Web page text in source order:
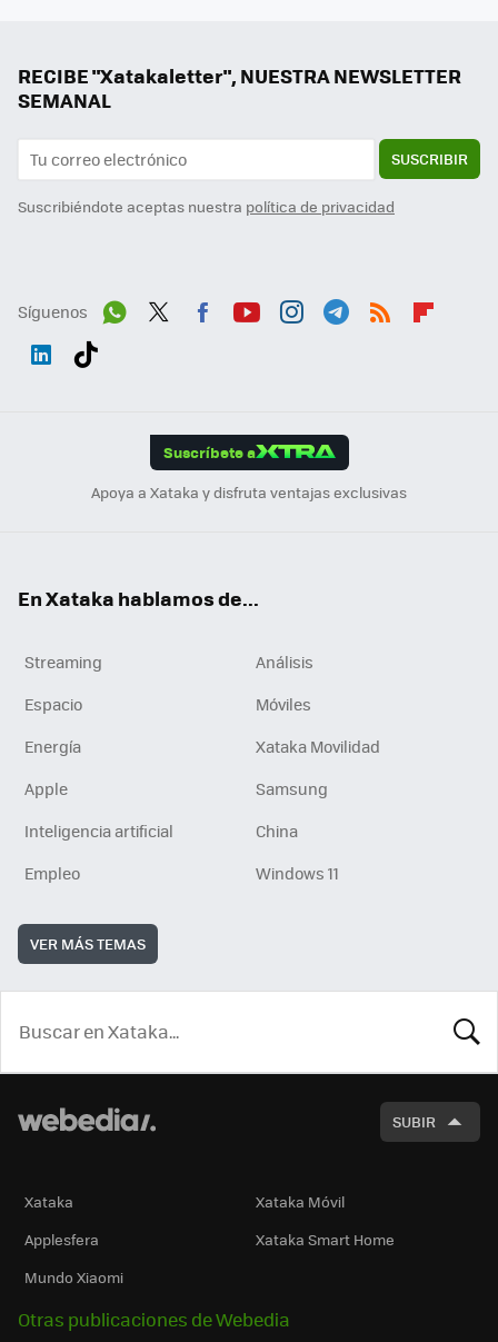
RECIBE "Xatakaletter", NUESTRA NEWSLETTER
SEMANAL
SUSCRIBIR
Suscribiéndote aceptas nuestra política de privacidad
Síguenos
Suscríbete a
Apoya a Xataka y disfruta ventajas exclusivas
En Xataka hablamos de...
Streaming
Análisis
Espacio
Móviles
Energía
Xataka Movilidad
Apple
Samsung
Inteligencia artificial
China
Empleo
Windows 11
VER MÁS TEMAS
SUBIR
Xataka
Xataka Móvil
Applesfera
Xataka Smart Home
Mundo Xiaomi
Otras publicaciones de Webedia